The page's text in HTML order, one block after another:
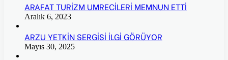
ARAFAT TURİZM UMRECİLERİ MEMNUN ETTİ
Aralık 6, 2023
ARZU YETKİN SERGİSİ İLGİ GÖRÜYOR
Mayıs 30, 2025